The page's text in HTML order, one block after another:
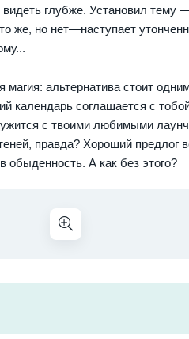
видеть глубже. Установил
же, но нет—наступает
магия: альтернатива стоит
календарь соглашается с
с твоими любимыми
правда? Хороший
обыденность. А как без этого?